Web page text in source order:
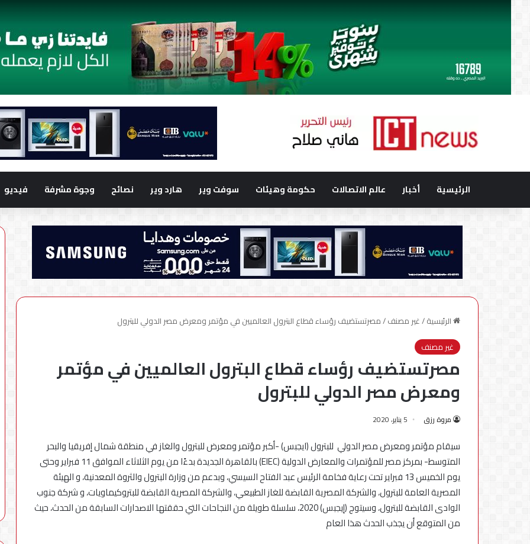
الرئيسية أخبار عالم الاتصالات حكومة وهيئات سوفت وير هارد وير نصائح وجوة مشرفة فيديو
الرئيسية/غير مصنف/مصرتستضيف رؤساء قطاع البترول العالميين في مؤتمر ومعرض مصر الدولي للبترول
غير مصنف
مصرتستضيف رؤساء قطاع البترول العالميين في مؤتمر
ومعرض مصر الدولي للبترول
مروة رزق 5 يناير، 2020
سيقام مؤتمر ومعرض مصر الدولي للبترول (ايجبس) -أكبر مؤتمر ومعرض للبترول والغاز في منطقة شمال إفريقيا والبحر
المتوسط- بمركز مصر للمؤتمرات والمعارض الدولية (EIEC) بالقاهرة الجديدة بدءًا من يوم الثلاثاء الموافق 11 فبراير وحتى
يوم الخميس 13 فبراير تحت رعاية فخامة الرئيس عبد الفتاح السيسي، وبدعم من وزارة البترول والثروة المعدنية، و الهيئة
المصرية العامة للبترول، والشركة المصرية القابضة للغاز الطبيعي، والشركة المصرية القابضة للبتروكيماويات، و شركة جنوب
الوادى القابضة للبترول، وسيتوج (إيجبس) 2020، سلسلة طويلة من النجاحات التي حققتها الاصدارات السابقة من الحدث، حيث
من المتوقع أن يجذب الحدث هذا العام